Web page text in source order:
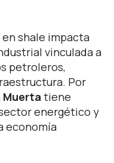
en shale impacta
vinculada a
petroleros,
Por
Muerta tiene
energético y
economía